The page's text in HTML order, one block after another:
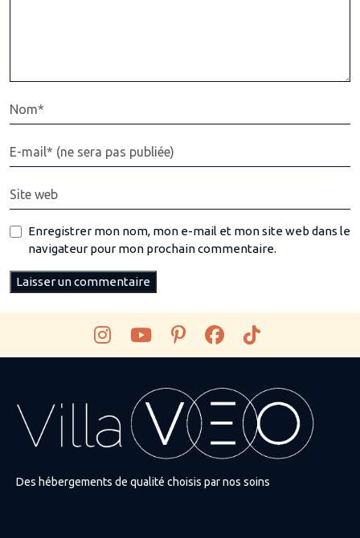
Enregistrer mon nom, mon e-mail et mon site web dans le
navigateur pour mon prochain commentaire.
Des hébergements de qualité choisis par nos soins